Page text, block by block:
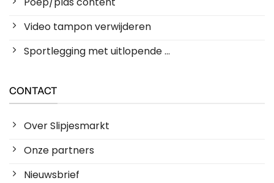
Video tampon verwijderen
Sportlegging met uitlopende ...
CONTACT
Over Slipjesmarkt
Onze partners
Nieuwsbrief